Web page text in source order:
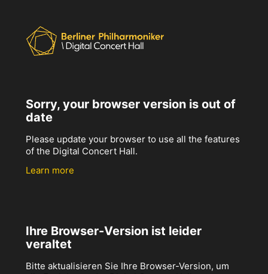
Sorry, your browser version is out of
date
Please update your browser to use all the features
of the Digital Concert Hall.
Learn more
Ihre Browser-Version ist leider
veraltet
Bitte aktualisieren Sie Ihre Browser-Version, um